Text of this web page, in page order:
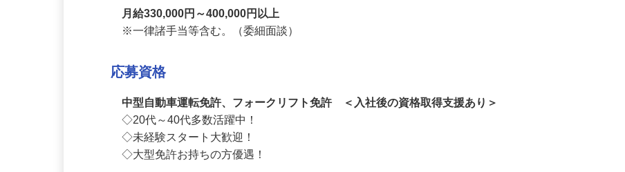
給与
月給330,000円～400,000円以上
応募資格
中型自動車運転免許、フォークリフト免許 ＜入社後の資格取得支援あり＞
◇20代～40代多数活躍中！